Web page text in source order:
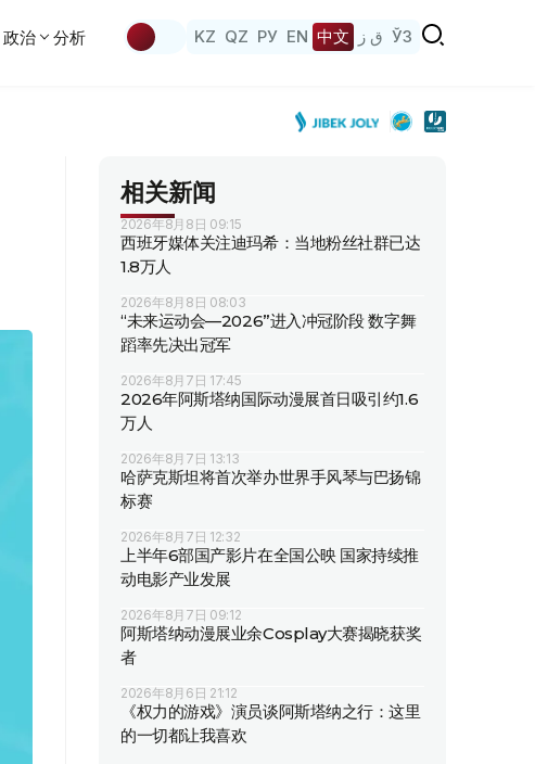
政治 分析 KZ QZ РУ EN 中文 ق ز ЎЗ
相关新闻
2026年8月8日 09:15
西班牙媒体关注迪玛希：当地粉丝社群已达
1.8万人
2026年8月8日 08:03
“未来运动会—2026”进入冲冠阶段 数字舞
蹈率先决出冠军
2026年8月7日 17:45
2026年阿斯塔纳国际动漫展首日吸引约1.6
万人
2026年8月7日 13:13
哈萨克斯坦将首次举办世界手风琴与巴扬锦
标赛
2026年8月7日 12:32
上半年6部国产影片在全国公映 国家持续推
动电影产业发展
2026年8月7日 09:12
阿斯塔纳动漫展业余Cosplay大赛揭晓获奖
者
2026年8月6日 21:12
《权力的游戏》演员谈阿斯塔纳之行：这里
的一切都让我喜欢